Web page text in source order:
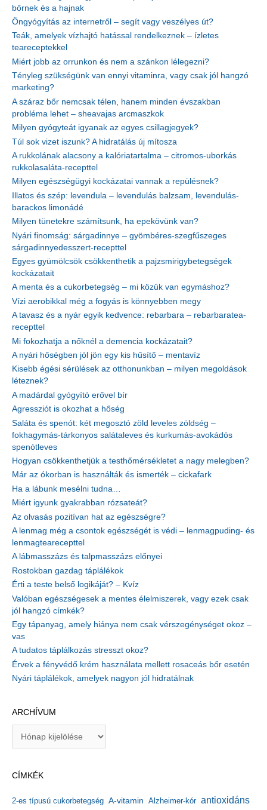
bőrnek és a hajnak
Öngyógyítás az internetről – segít vagy veszélyes út?
Teák, amelyek vízhajtó hatással rendelkeznek – ízletes
teareceptekkel
Miért jobb az orrunkon és nem a szánkon lélegezni?
Tényleg szükségünk van ennyi vitaminra, vagy csak jól hangzó
marketing?
A száraz bőr nemcsak télen, hanem minden évszakban
probléma lehet – sheavajas arcmaszkok
Milyen gyógyteát igyanak az egyes csillagjegyek?
Túl sok vizet iszunk? A hidratálás új mítosza
A rukkolának alacsony a kalóriatartalma – citromos-uborkás
rukkolasaláta-recepttel
Milyen egészségügyi kockázatai vannak a repülésnek?
Illatos és szép: levendula – levendulás balzsam, levendulás-
barackos limonádé
Milyen tünetekre számítsunk, ha epekövünk van?
Nyári finomság: sárgadinnye – gyömbéres-szegfűszeges
sárgadinnyedesszert-recepttel
Egyes gyümölcsök csökkenthetik a pajzsmirigybetegségek
kockázatait
A menta és a cukorbetegség – mi közük van egymáshoz?
Vízi aerobikkal még a fogyás is könnyebben megy
A tavasz és a nyár egyik kedvence: rebarbara – rebarbaratea-
recepttel
Mi fokozhatja a nőknél a demencia kockázatait?
A nyári hőségben jól jön egy kis hűsítő – mentavíz
Kisebb égési sérülések az otthonunkban – milyen megoldások
léteznek?
A madárdal gyógyító erővel bír
Agressziót is okozhat a hőség
Saláta és spenót: két megosztó zöld leveles zöldség –
fokhagymás-tárkonyos salátaleves és kurkumás-avokádós
spenótleves
Hogyan csökkenthetjük a testhőmérsékletet a nagy melegben?
Már az ókorban is használták és ismerték – cickafark
Ha a lábunk mesélni tudna…
Miért igyunk gyakrabban rózsateát?
Az olvasás pozitívan hat az egészségre?
A lenmag még a csontok egészségét is védi – lenmagpuding- és
lenmagtearecepttel
A lábmasszázs és talpmasszázs előnyei
Rostokban gazdag táplálékok
Érti a teste belső logikáját? – Kvíz
Valóban egészségesek a mentes élelmiszerek, vagy ezek csak
jól hangzó címkék?
Egy tápanyag, amely hiánya nem csak vérszegénységet okoz –
vas
A tudatos táplálkozás stresszt okoz?
Érvek a fényvédő krém használata mellett rosaceás bőr esetén
Nyári táplálékok, amelyek nagyon jól hidratálnak
ARCHÍVUM
í
u
CÍMKÉK
2-es típusú cukorbetegség A-vitamin Alzheimer-kór antioxidáns